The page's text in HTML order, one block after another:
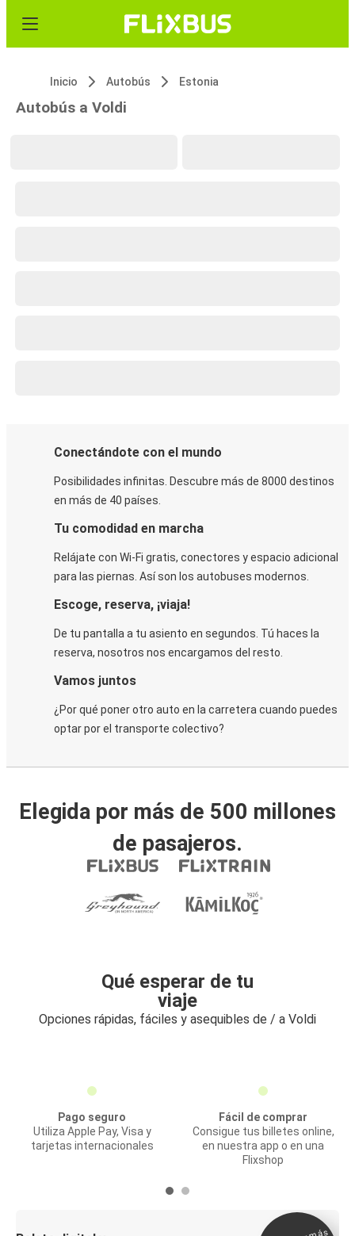
Inicio Autobús Estonia
Autobús a Voldi
Conectándote con el mundo
Posibilidades infinitas. Descubre más de 8000 destinos
en más de 40 países.
Tu comodidad en marcha
Relájate con Wi-Fi gratis, conectores y espacio adicional
para las piernas. Así son los autobuses modernos.
Escoge, reserva, ¡viaja!
De tu pantalla a tu asiento en segundos. Tú haces la
reserva, nosotros nos encargamos del resto.
Vamos juntos
¿Por qué poner otro auto en la carretera cuando puedes
optar por el transporte colectivo?
Elegida por más de 500 millones
de pasajeros.
Qué esperar de tu
viaje
Opciones rápidas, fáciles y asequibles de / a Voldi
Pago seguro
Utiliza Apple Pay, Visa y
tarjetas internacionales
Fácil de comprar
Consigue tus billetes online,
en nuestra app o en una
Flixshop